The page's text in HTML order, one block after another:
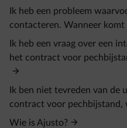
Ik heb een probleem
contacteren. Wanneer komt
Ik heb een vraag over een
het contract voor
Ik ben niet tevreden van
contract voor pechbijstand,
Wie is Ajusto?